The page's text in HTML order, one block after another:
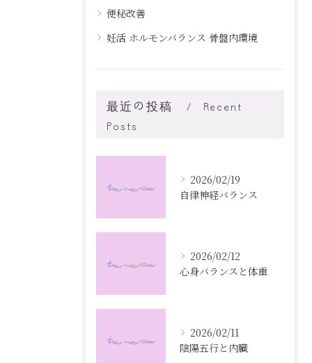
便秘改善
妊活 ホルモンバランス 骨盤内環境
最近の投稿
Recent
Posts
2026/02/19
自律神経バランス
2026/02/12
心身バランスと体重
2026/02/11
陰陽五行と内臓